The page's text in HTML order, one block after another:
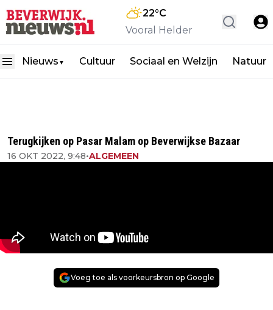
22°C
Vooral Helder
Nieuws ▼ Cultuur Sociaal en Welzijn Natuur
Terugkijken op Pasar Malam op Beverwijkse Bazaar
16 OKT 2022, 9:48•ALGEMEEN
Voeg toe als voorkeursbron op Google